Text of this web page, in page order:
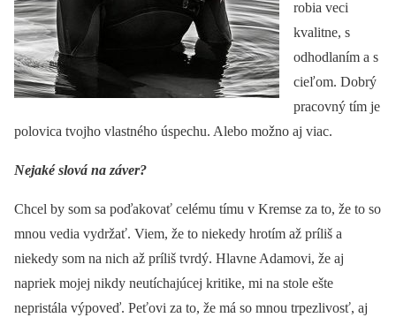
robia veci
kvalitne, s
odhodlaním a s
cieľom. Dobrý
pracovný tím je
polovica tvojho vlastného úspechu. Alebo možno aj viac.
Nejaké slová na záver?
Chcel by som sa poďakovať celému tímu v Kremse za to, že to so
mnou vedia vydržať. Viem, že to niekedy hrotím až príliš a
niekedy som na nich až príliš tvrdý. Hlavne Adamovi, že aj
napriek mojej nikdy neutíchajúcej kritike, mi na stole ešte
nepristála výpoveď. Peťovi za to, že má so mnou trpezlivosť, aj